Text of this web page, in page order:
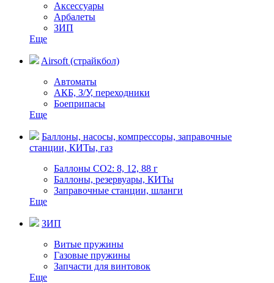
Аксессуары
Арбалеты
ЗИП
Еще
Airsoft (страйкбол)
Автоматы
АКБ, З/У, переходники
Боеприпасы
Еще
Баллоны, насосы, компрессоры, заправочные
станции, КИТы, газ
Баллоны СО2: 8, 12, 88 г
Баллоны, резервуары, КИТы
Заправочные станции, шланги
Еще
ЗИП
Витые пружины
Газовые пружины
Запчасти для винтовок
Еще